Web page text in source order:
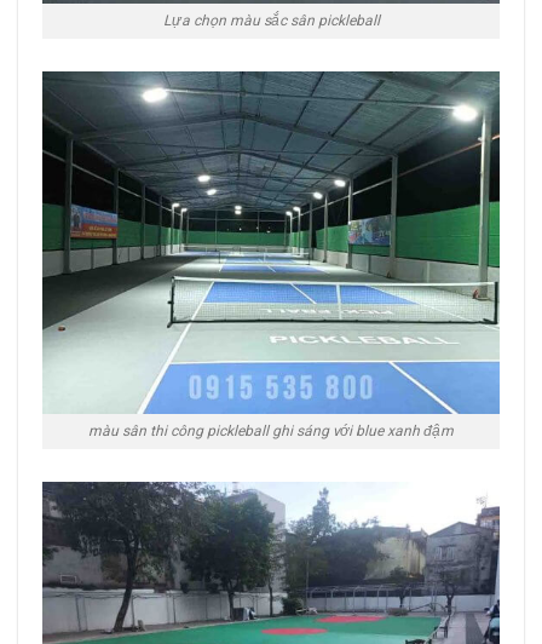
Lựa chọn màu sắc sân pickleball
màu sân thi công pickleball ghi sáng với blue xanh đậm